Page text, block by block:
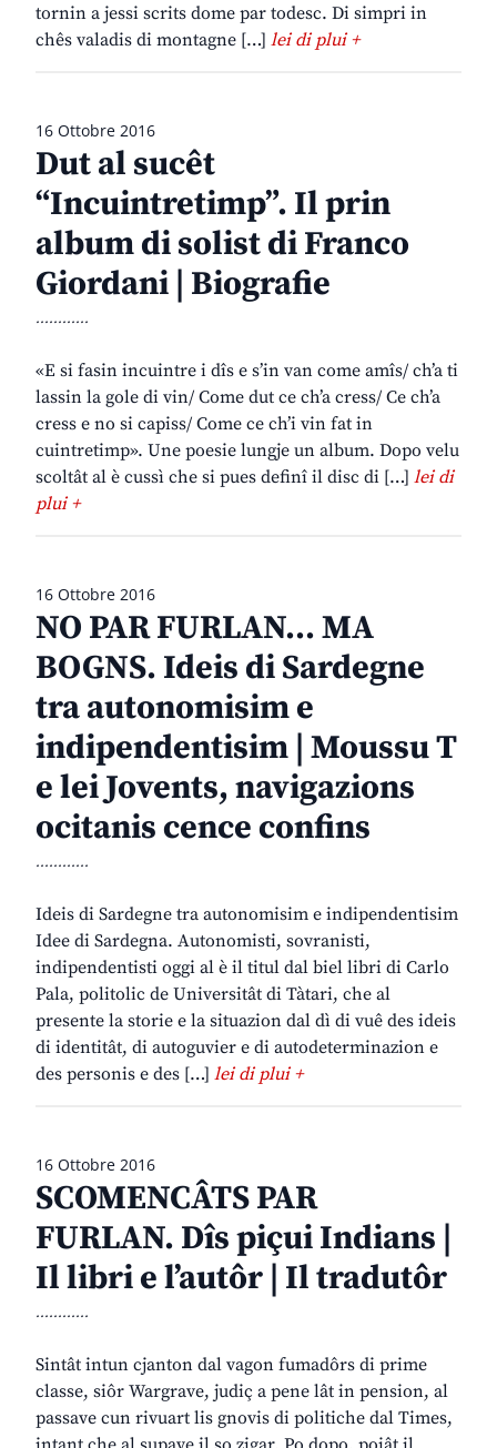
tornin a jessi scrits dome par todesc. Di simpri in
chês valadis di montagne […] lei di plui +
16 Ottobre 2016
Dut al sucêt
“Incuintretimp”. Il prin
album di solist di Franco
Giordani | Biografie
............
«E si fasin incuintre i dîs e s’in van come amîs/ ch’a ti
lassin la gole di vin/ Come dut ce ch’a cress/ Ce ch’a
cress e no si capiss/ Come ce ch’i vin fat in
cuintretimp». Une poesie lungje un album. Dopo velu
scoltât al è cussì che si pues definî il disc di […] lei di
plui +
16 Ottobre 2016
NO PAR FURLAN… MA
BOGNS. Ideis di Sardegne
tra autonomisim e
indipendentisim | Moussu T
e lei Jovents, navigazions
ocitanis cence confins
............
Ideis di Sardegne tra autonomisim e indipendentisim
Idee di Sardegna. Autonomisti, sovranisti,
indipendentisti oggi al è il titul dal biel libri di Carlo
Pala, politolic de Universitât di Tàtari, che al
presente la storie e la situazion dal dì di vuê des ideis
di identitât, di autoguvier e di autodeterminazion e
des personis e des […] lei di plui +
16 Ottobre 2016
SCOMENCÂTS PAR
FURLAN. Dîs piçui Indians |
Il libri e l’autôr | Il tradutôr
............
Sintât intun cjanton dal vagon fumadôrs di prime
classe, siôr Wargrave, judiç a pene lât in pension, al
passave cun rivuart lis gnovis di politiche dal Times,